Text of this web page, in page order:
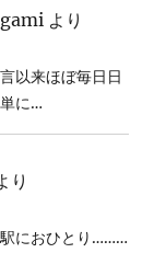
より
以来ほぼ毎日日
に…
り
駅におひとり………